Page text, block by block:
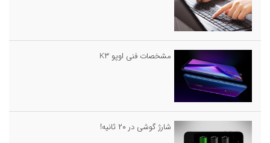
مشخصات فنی اوپو K۳
شارژ گوشی در ۲۰ ثانیه!